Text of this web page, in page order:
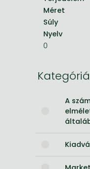
Bleach manga
One-Punch Man manga
Méret
Súly
Nyelv
0
A